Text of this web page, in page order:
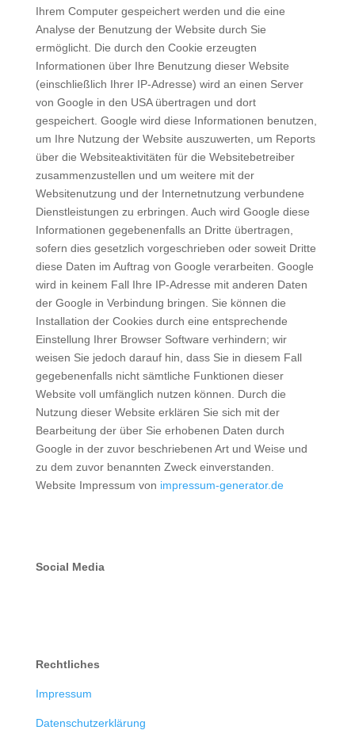
Ihrem Computer gespeichert werden und die eine
Analyse der Benutzung der Website durch Sie
ermöglicht. Die durch den Cookie erzeugten
Informationen über Ihre Benutzung dieser Website
(einschließlich Ihrer IP-Adresse) wird an einen Server
von Google in den USA übertragen und dort
gespeichert. Google wird diese Informationen benutzen,
um Ihre Nutzung der Website auszuwerten, um Reports
über die Websiteaktivitäten für die Websitebetreiber
zusammenzustellen und um weitere mit der
Websitenutzung und der Internetnutzung verbundene
Dienstleistungen zu erbringen. Auch wird Google diese
Informationen gegebenenfalls an Dritte übertragen,
sofern dies gesetzlich vorgeschrieben oder soweit Dritte
diese Daten im Auftrag von Google verarbeiten. Google
wird in keinem Fall Ihre IP-Adresse mit anderen Daten
der Google in Verbindung bringen. Sie können die
Installation der Cookies durch eine entsprechende
Einstellung Ihrer Browser Software verhindern; wir
weisen Sie jedoch darauf hin, dass Sie in diesem Fall
gegebenenfalls nicht sämtliche Funktionen dieser
Website voll umfänglich nutzen können. Durch die
Nutzung dieser Website erklären Sie sich mit der
Bearbeitung der über Sie erhobenen Daten durch
Google in der zuvor beschriebenen Art und Weise und
zu dem zuvor benannten Zweck einverstanden.
Website Impressum von impressum-generator.de
Social Media
Rechtliches
Impressum
Datenschutzerklärung